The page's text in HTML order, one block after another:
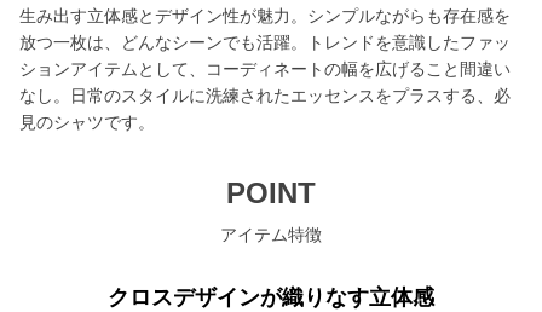
生み出す立体感とデザイン性が魅力。シンプルながらも存在感を
放つ一枚は、どんなシーンでも活躍。トレンドを意識したファッ
ションアイテムとして、コーディネートの幅を広げること間違い
なし。日常のスタイルに洗練されたエッセンスをプラスする、必
見のシャツです。
POINT
アイテム特徴
クロスデザインが織りなす立体感